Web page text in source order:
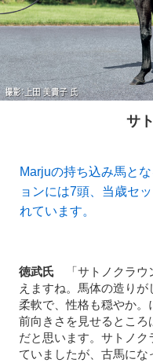
サ
Marjuの持ち込み馬と
ョンには7頭、当歳セ
れています。
徳武氏 「サトノクラウ
えますね。馬体の造り
柔軟で、性格も穏やか。
前向きさを見せるとこ
だと思います。サトノ
ていましたが、古馬に